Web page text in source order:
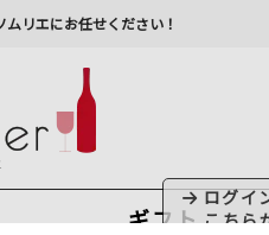
リエにお任せください！
ギフト